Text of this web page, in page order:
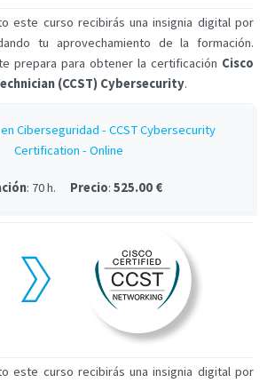
este curso recibirás una insignia digital por
tu aprovechamiento de la formación.
prepara para obtener la certificación Cisco
(CCST) Cybersecurity.
Ciberseguridad - CCST Cybersecurity
Certification - Online
: 70 h. Precio:525.00 €
este curso recibirás una insignia digital por